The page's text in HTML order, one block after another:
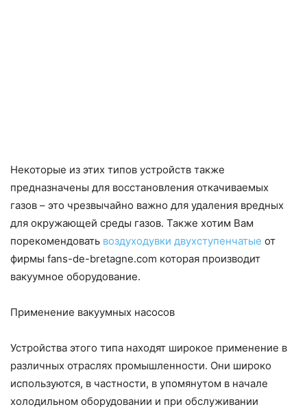
Некоторые из этих типов устройств также
предназначены для восстановления откачиваемых
газов – это чрезвычайно важно для удаления вредных
для окружающей среды газов. Также хотим Вам
порекомендовать воздуходувки двухступенчатые от
фирмы fans-de-bretagne.com которая производит
вакуумное оборудование.
Применение вакуумных насосов
Устройства этого типа находят широкое применение в
различных отраслях промышленности. Они широко
используются, в частности, в упомянутом в начале
холодильном оборудовании и при обслуживании